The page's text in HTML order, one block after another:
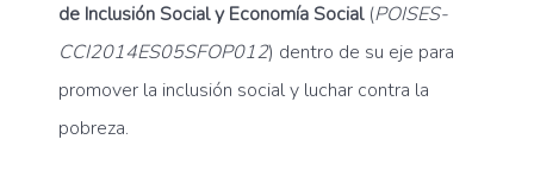
de Inclusión Social y Economía Social(POISES-
CCI2014ES05SFOP012) dentro de su eje para
promover la inclusión social y luchar contra la
pobreza.